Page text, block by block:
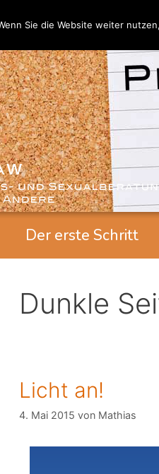
Der erste Schritt
Dunkle
Licht an!
4. Mai 2015 von Mathias
Sie die Website weiter